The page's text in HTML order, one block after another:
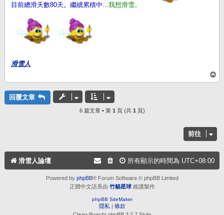
目前總滑天數80天。繼續累積中... 我想滑雪。
滑雪人
頂
回覆文章
6 篇文章 • 第 1 頁 (共 1 頁)
前往
滑雪人論壇 所有顯示的時間為 UTC+08:00
Powered by phpBB® Forum Software © phpBB Limited
正體中文語系由 竹貓星球維護製作
phpBB SiteMaker
隱私 | 條款